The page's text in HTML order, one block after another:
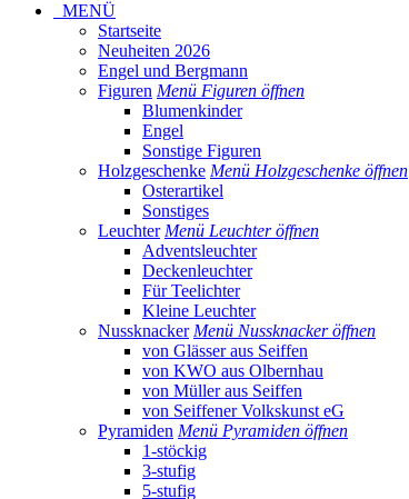
MENÜ
Startseite
Neuheiten 2026
Engel und Bergmann
Figuren Menü Figuren öffnen
Blumenkinder
Engel
Sonstige Figuren
Holzgeschenke Menü Holzgeschenke öffnen
Osterartikel
Sonstiges
Leuchter Menü Leuchter öffnen
Adventsleuchter
Deckenleuchter
Für Teelichter
Kleine Leuchter
Nussknacker Menü Nussknacker öffnen
von Glässer aus Seiffen
von KWO aus Olbernhau
von Müller aus Seiffen
von Seiffener Volkskunst eG
Pyramiden Menü Pyramiden öffnen
1-stöckig
3-stufig
5-stufig